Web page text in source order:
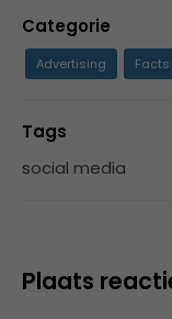
Categorie
Advertising Facts
Tags
social media
Plaats